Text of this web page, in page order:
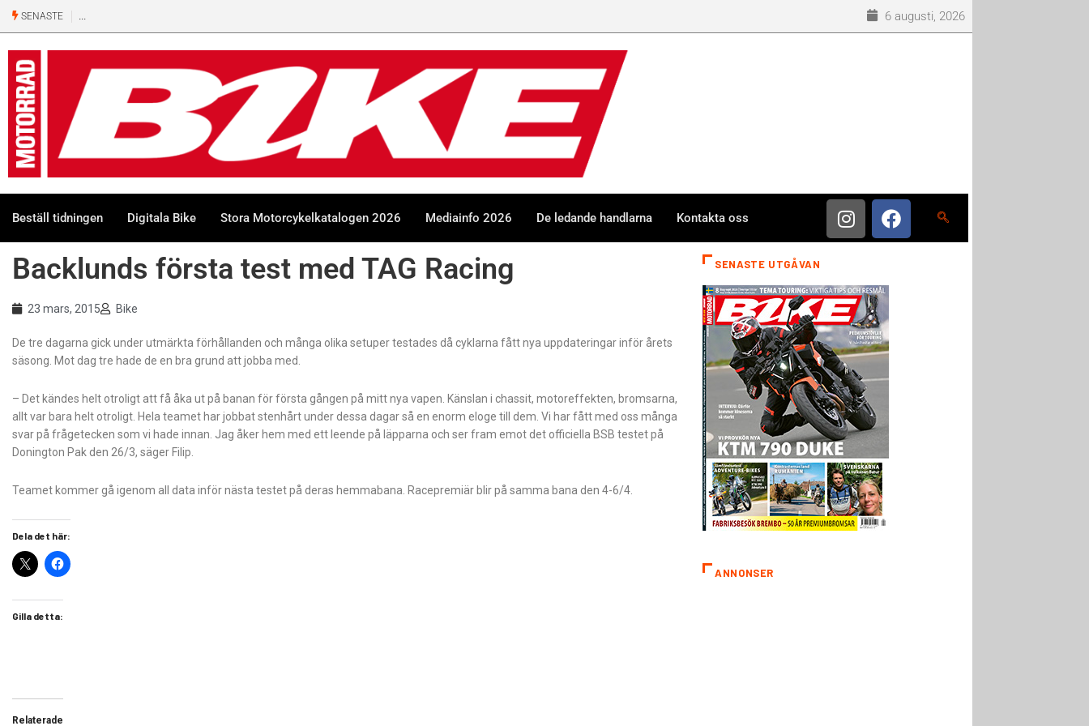
SENASTE 6 augusti, 2026
Beställ tidningen Digitala Bike Stora Motorcykelkatalogen 2026 Mediainfo 2026 De ledande handlarna Kontakta oss
Backlunds första test med TAG Racing
23 mars, 2015 Bike
De tre dagarna gick under utmärkta förhållanden och många olika setuper testades då cyklarna fått nya uppdateringar inför årets
säsong. Mot dag tre hade de en bra grund att jobba med.
– Det kändes helt otroligt att få åka ut på banan för första gången på mitt nya vapen. Känslan i chassit, motoreffekten, bromsarna,
allt var bara helt otroligt. Hela teamet har jobbat stenhårt under dessa dagar så en enorm eloge till dem. Vi har fått med oss många
svar på frågetecken som vi hade innan. Jag åker hem med ett leende på läpparna och ser fram emot det officiella BSB testet på
Donington Pak den 26/3, säger Filip.
Teamet kommer gå igenom all data inför nästa testet på deras hemmabana. Racepremiär blir på samma bana den 4-6/4.
Dela det här:
Gilla detta:
Relaterade
SENASTE UTGÅVAN
ANNONSER